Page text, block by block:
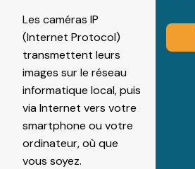
Les caméras IP
(Internet Protocol)
transmettent leurs
images sur le réseau
informatique local, puis
via Internet vers votre
smartphone ou votre
ordinateur, où que
vous soyez.